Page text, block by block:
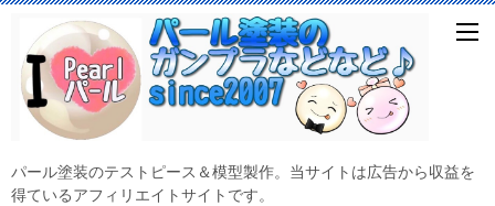
パール塗装のテストピース＆模型製作。当サイトは広告から収益を
得ているアフィリエイトサイトです。